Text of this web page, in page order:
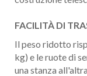
FACILITÀ DI
Il peso ridotto
kg) e le ruote di
una stanza